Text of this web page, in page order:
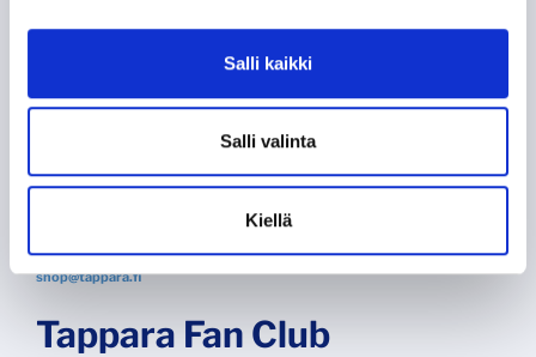
Salli kaikki
Salli valinta
Kiellä
Myymäläpäällikkö
Emma Laksola
shop@tappara.fi
Lotta Saarinen
shop@tappara.fi
Tappara Fan Club